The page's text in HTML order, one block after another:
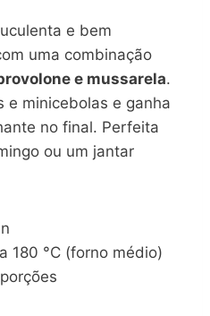
e bem
uma combinação
e mussarela.
e minicebolas e ganha
no final. Perfeita
ou um jantar
180 °C (forno médio)